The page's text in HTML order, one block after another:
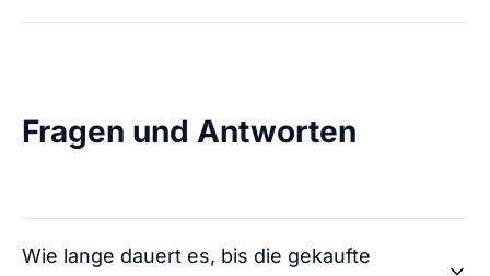
Fragen und Antworten
Wie lange dauert es, bis die gekaufte